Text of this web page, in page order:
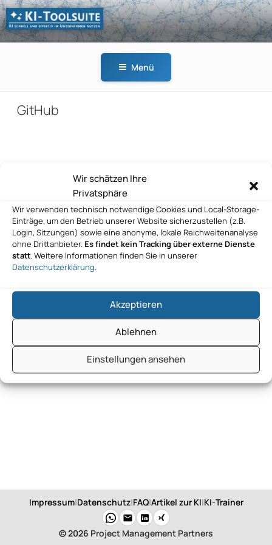
Wir schätzen Ihre
Privatsphäre
Wir verwenden technisch notwendige Cookies und Local-Storage-
Einträge, um den Betrieb unserer Website sicherzustellen (z.B.
Login, Sitzungen) sowie eine anonyme, lokale Reichweitenanalyse
ohne Drittanbieter. Es findet kein Tracking über externe Dienste
statt. Weitere Informationen finden Sie in unserer
Datenschutzerklärung.
Akzeptieren
Ablehnen
Einstellungen ansehen
Zum
Inhalt
springen
KI-
Menü
GitHub
Beitragsnavigation
Nächster
Beitrag
WEITER
GitHub
Impressum|Datenschutz|FAQ|Artikel zur KI|KI-Trainer
© 2026 Project Management Partners